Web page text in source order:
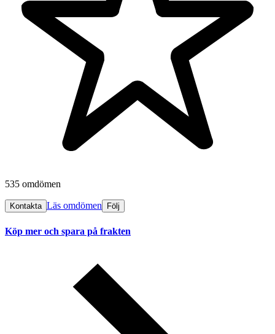
535 omdömen
Kontakta Läs omdömen Följ
Köp mer och spara på frakten